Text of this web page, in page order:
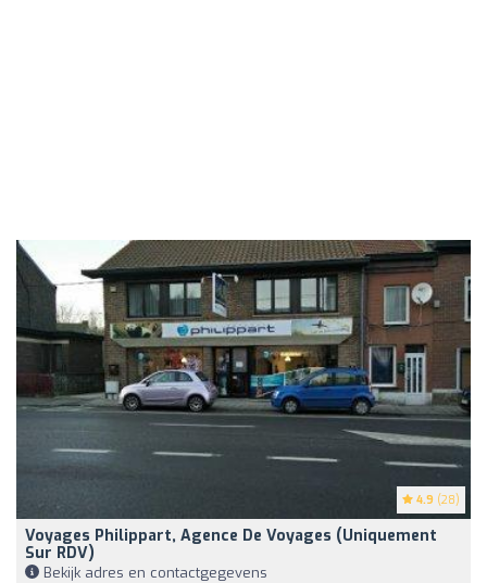
4.9 (28)
Voyages Philippart, Agence De Voyages (Uniquement
Sur RDV)
Bekijk adres en contactgegevens